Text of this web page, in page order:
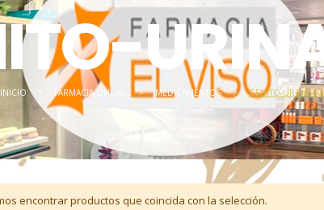
INICIO FARMACIA ONLINE MEDICAMENTOS GENITO-URINARIO
encontrar productos que coincida con la selección.